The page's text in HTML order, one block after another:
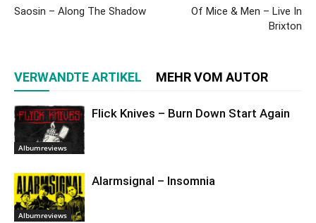
Saosin – Along The Shadow
Of Mice & Men – Live In
Brixton
VERWANDTE ARTIKEL MEHR VOM AUTOR
Albumreviews
Flick Knives – Burn Down Start Again
Albumreviews
Alarmsignal – Insomnia